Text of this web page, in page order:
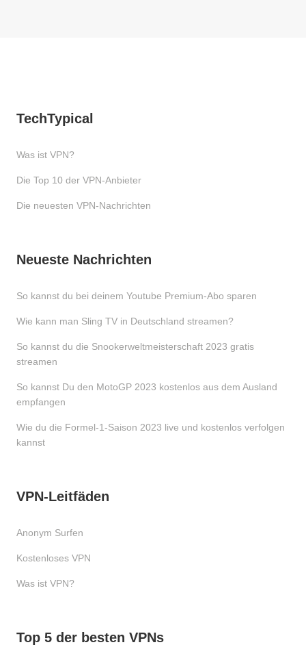
TechTypical
Was ist VPN?
Die Top 10 der VPN-Anbieter
Die neuesten VPN-Nachrichten
Neueste Nachrichten
So kannst du bei deinem Youtube Premium-Abo sparen
Wie kann man Sling TV in Deutschland streamen?
So kannst du die Snookerweltmeisterschaft 2023 gratis
streamen
So kannst Du den MotoGP 2023 kostenlos aus dem Ausland
empfangen
Wie du die Formel-1-Saison 2023 live und kostenlos verfolgen
kannst
VPN-Leitfäden
Anonym Surfen
Kostenloses VPN
Was ist VPN?
Top 5 der besten VPNs